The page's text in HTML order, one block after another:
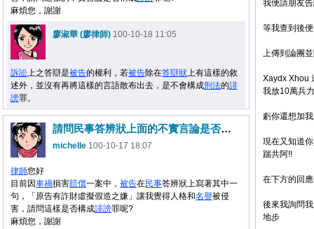
我便請朋友
等我查到後
上傳到論團
Xaydx Xhou
我放10萬兵
虧你還想加
現在又知道
踹共阿!!
在下方的回
後來我詢問
地步
麻煩您，謝謝
廖淑華 (廖律師) 100-10-18 11:05
訴訟上之答辯是被告的權利，若被告除在答辯狀上有這樣的敘
述外，並沒有再將這樣的言語散布出去，是不會構成刑法的誹
謗罪。
請問民事答辨狀上面的不實言論是否構成誹謗
michelle 100-10-17 18:07
律師您好
目前因車禍損害賠償一案中， 被告在民事答辨狀上寫著其中一
句，「原告有詐財虛擬假造之嫌」讓我覺得人格和名譽被侵
害，請問這樣是否構成誹謗罪呢?
麻煩您，謝謝